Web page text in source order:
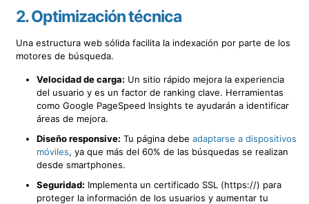
2.Optimización técnica
Una estructura web sólida facilita la indexación por parte de los
motores de búsqueda.
Velocidad de carga: Un sitio rápido mejora la experiencia
del usuario y es un factor de ranking clave. Herramientas
como Google PageSpeed Insights te ayudarán a identificar
áreas de mejora.
Diseño responsive: Tu página debeadaptarse a dispositivos
móviles, ya que más del 60% de las búsquedas se realizan
desde smartphones.
Seguridad: Implementa un certificado SSL (https://) para
proteger la información de los usuarios y aumentar tu